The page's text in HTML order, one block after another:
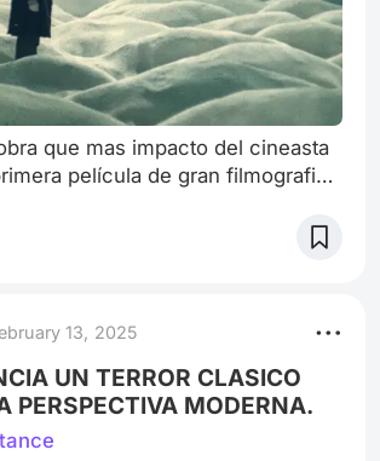
que mas impacto del cineasta
película de gran filmografia
quiero ser conciso ya que esta es
comparte una cualidad en
ambigüedad pero que te deja
cuando ve
13, 2025
UN TERROR CLASICO
PERSPECTIVA MODERNA.